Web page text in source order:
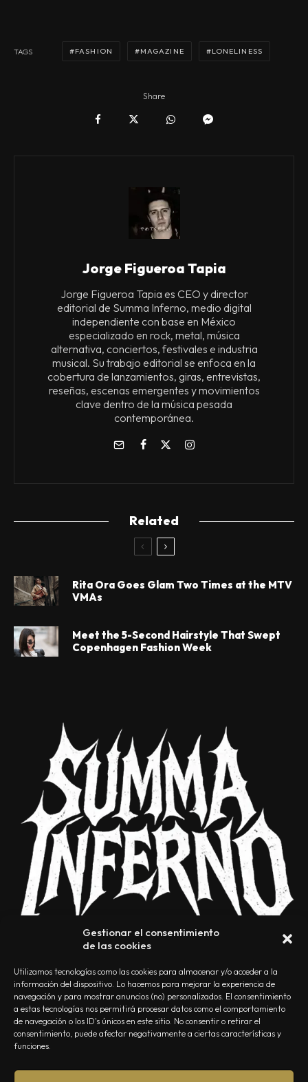
Gestionar el consentimiento
de las cookies
Utilizamos tecnologías como las cookies para almacenar y/o acceder a la
información del dispositivo. Lo hacemos para mejorar la experiencia de
navegación y para mostrar anuncios (no) personalizados. El consentimiento
a estas tecnologías nos permitirá procesar datos como el comportamiento
de navegación o los ID's únicos en este sitio. No consentir o retirar el
consentimiento, puede afectar negativamente a ciertas características y
funciones.
TAGS FASHION MAGAZINE LONELINESS
Share
Jorge Figueroa Tapia
Jorge Figueroa Tapia es CEO y director
editorial de Summa Inferno, medio digital
independiente con base en México
especializado en rock, metal, música
alternativa, conciertos, festivales e industria
musical. Su trabajo editorial se enfoca en la
cobertura de lanzamientos, giras, entrevistas,
reseñas, escenas emergentes y movimientos
clave dentro de la música pesada
contemporánea.
Related
Rita Ora Goes Glam Two Times at the MTV
VMAs
Meet the 5-Second Hairstyle That Swept
Copenhagen Fashion Week
NOSOTROS CONTACTO EDITORIAL POLÍTICA DE PRIVACIDAD